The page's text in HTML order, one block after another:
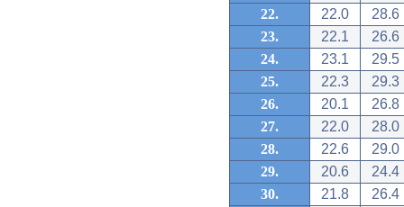
22.
22.0
28.6
23.
22.1
26.6
24.
23.1
29.5
25.
22.3
29.3
26.
20.1
26.8
27.
22.0
28.0
28.
22.6
29.0
29.
20.6
24.4
30.
21.8
26.4